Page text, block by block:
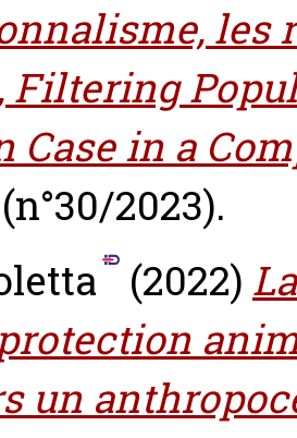
les
Case in a
2023).
(2022)
un